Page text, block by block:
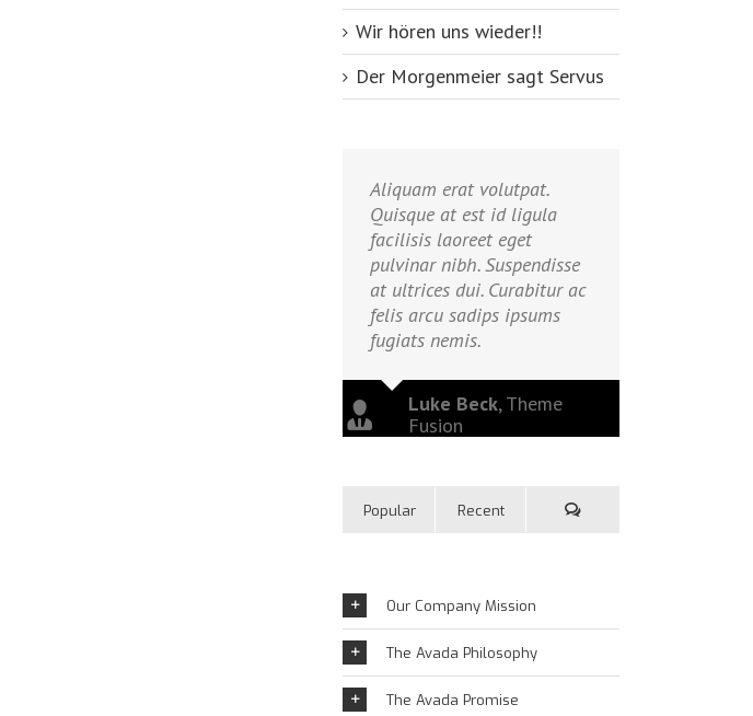
Wir hören uns wieder!!
Der Morgenmeier sagt Servus
Aliquam erat volutpat.
Quisque at est id ligula
facilisis laoreet eget
pulvinar nibh. Suspendisse
at ultrices dui. Curabitur ac
felis arcu sadips ipsums
fugiats nemis.
Luke Beck,Theme
Fusion
Popular Recent
Our Company Mission
The Avada Philosophy
The Avada Promise